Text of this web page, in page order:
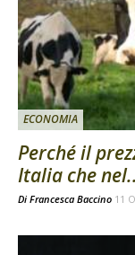
ECONOMIA
Perché il
Italia che
Di Francesca Baccino 11